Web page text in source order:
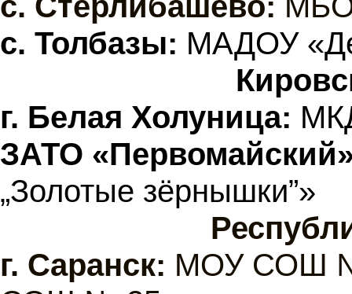
с. Толбазы: МАДОУ
г. Белая Холуница:
ЗАТО
„Золотые зёрнышки”»
г. Саранск: МОУ СОШ